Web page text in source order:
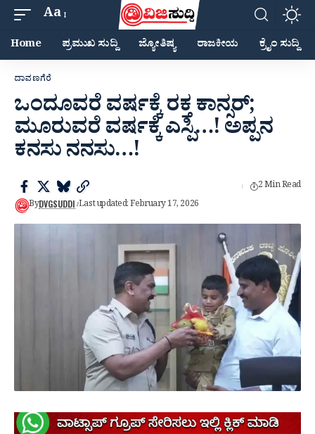
Aa
Home ಪ್ರಮುಖ ಸುದ್ದಿ ಜ್ಯೋತಿಷ್ಯ ರಾಜಕೀಯ ಕ್ರೈಂ ಸುದ್ದಿ
ದಾವಣಗೆರೆ
ಒಂದೂವರೆ ವರ್ಷಕ್ಕೆ ರಕ್ತ ಕಾನ್ಸರ್;
ಮೂರುವರೆ ವರ್ಷಕ್ಕೆ ಎಸ್ಪಿ…! ಅಪ್ಪನ
ಕನಸು ನನಸು…!
ByDVGSUDDI Last updated: February 17, 2026
2 Min Read